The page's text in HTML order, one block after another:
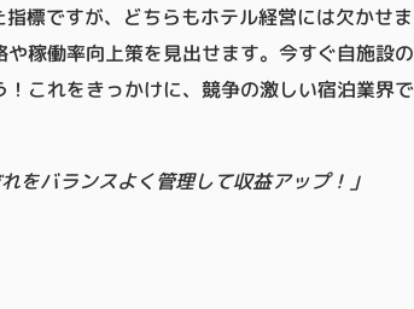
標ですが、どちらもホテル経営には欠かせ
稼働率向上策を見出せます。今すぐ自施設
これをきっかけに、競争の激しい宿泊業界
をバランスよく管理して収益アップ！」